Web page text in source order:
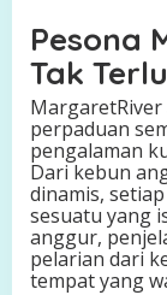
Pesona
Tak
MargaretRiver
perpaduan
pengalaman
Dari kebun
dinamis,
sesuatu yang
anggur,
pelarian dari
tempat yang